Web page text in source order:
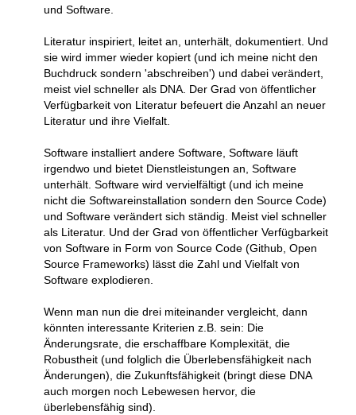
und Software.
Literatur inspiriert, leitet an, unterhält, dokumentiert. Und
sie wird immer wieder kopiert (und ich meine nicht den
Buchdruck sondern 'abschreiben') und dabei verändert,
meist viel schneller als DNA. Der Grad von öffentlicher
Verfügbarkeit von Literatur befeuert die Anzahl an neuer
Literatur und ihre Vielfalt.
Software installiert andere Software, Software läuft
irgendwo und bietet Dienstleistungen an, Software
unterhält. Software wird vervielfältigt (und ich meine
nicht die Softwareinstallation sondern den Source Code)
und Software verändert sich ständig. Meist viel schneller
als Literatur. Und der Grad von öffentlicher Verfügbarkeit
von Software in Form von Source Code (Github, Open
Source Frameworks) lässt die Zahl und Vielfalt von
Software explodieren.
Wenn man nun die drei miteinander vergleicht, dann
könnten interessante Kriterien z.B. sein: Die
Änderungsrate, die erschaffbare Komplexität, die
Robustheit (und folglich die Überlebensfähigkeit nach
Änderungen), die Zukunftsfähigkeit (bringt diese DNA
auch morgen noch Lebewesen hervor, die
überlebensfähig sind).